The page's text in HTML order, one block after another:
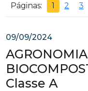
Páginas: 1 2 3
09/09/2024
Classe A